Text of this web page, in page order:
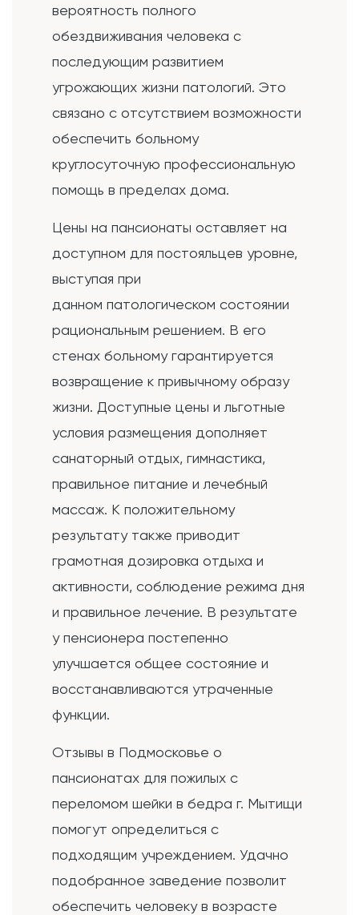
вероятность полного
обездвиживания человека с
последующим развитием
угрожающих жизни патологий. Это
связано с отсутствием возможности
обеспечить больному
круглосуточную профессиональную
помощь в пределах дома.
Цены на пансионаты оставляет на
доступном для постояльцев уровне,
выступая при
данном патологическом состоянии
рациональным решением. В его
стенах больному гарантируется
возвращение к привычному образу
жизни. Доступные цены и льготные
условия размещения дополняет
санаторный отдых, гимнастика,
правильное питание и лечебный
массаж. К положительному
результату также приводит
грамотная дозировка отдыха и
активности, соблюдение режима дня
и правильное лечение. В результате
у пенсионера постепенно
улучшается общее состояние и
восстанавливаются утраченные
функции.
Отзывы в Подмосковье о
пансионатах для пожилых с
переломом шейки в бедра г. Мытищи
помогут определиться с
подходящим учреждением. Удачно
подобранное заведение позволит
обеспечить человеку в возрасте